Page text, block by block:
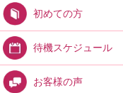
初めての方
待機スケジュール
お客様の声